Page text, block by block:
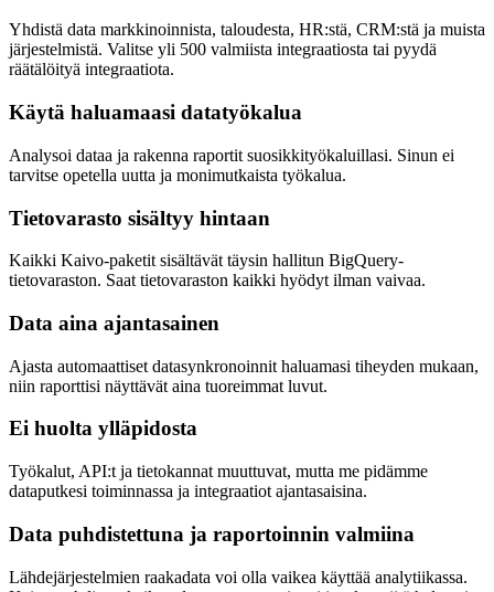
Yhdistä data markkinoinnista, taloudesta, HR:stä, CRM:stä ja muista
järjestelmistä. Valitse yli 500 valmiista integraatiosta tai pyydä
räätälöityä integraatiota.
Käytä haluamaasi datatyökalua
Analysoi dataa ja rakenna raportit suosikkityökaluillasi. Sinun ei
tarvitse opetella uutta ja monimutkaista työkalua.
Tietovarasto sisältyy hintaan
Kaikki Kaivo-paketit sisältävät täysin hallitun BigQuery-
tietovaraston. Saat tietovaraston kaikki hyödyt ilman vaivaa.
Data aina ajantasainen
Ajasta automaattiset datasynkronoinnit haluamasi tiheyden mukaan,
niin raporttisi näyttävät aina tuoreimmat luvut.
Ei huolta ylläpidosta
Työkalut, API:t ja tietokannat muuttuvat, mutta me pidämme
dataputkesi toiminnassa ja integraatiot ajantasaisina.
Data puhdistettuna ja raportoinnin valmiina
Lähdejärjestelmien raakadata voi olla vaikea käyttää analytiikassa.